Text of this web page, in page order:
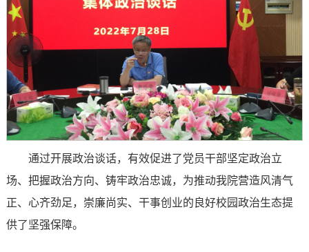
通过开展政治谈话，有效促进了党员干部坚定政治立
场、把握政治方向、铸牢政治忠诚，为推动我院营造风清气
正、心齐劲足，崇廉尚实、干事创业的良好校园政治生态提
供了坚强保障。